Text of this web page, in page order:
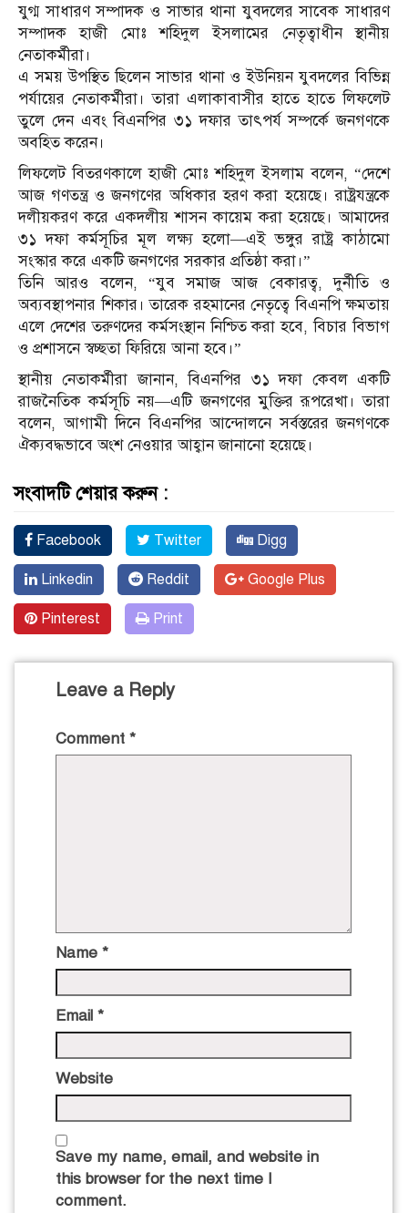
যুগ্ম সাধারণ সম্পাদক ও সাভার থানা যুবদলের সাবেক সাধারণ
সম্পাদক হাজী মোঃ শহিদুল ইসলামের নেতৃত্বাধীন স্থানীয়
নেতাকর্মীরা।
এ সময় উপস্থিত ছিলেন সাভার থানা ও ইউনিয়ন যুবদলের বিভিন্ন
পর্যায়ের নেতাকর্মীরা। তারা এলাকাবাসীর হাতে হাতে লিফলেট
তুলে দেন এবং বিএনপির ৩১ দফার তাৎপর্য সম্পর্কে জনগণকে
অবহিত করেন।
লিফলেট বিতরণকালে হাজী মোঃ শহিদুল ইসলাম বলেন, “দেশে
আজ গণতন্ত্র ও জনগণের অধিকার হরণ করা হয়েছে। রাষ্ট্রযন্ত্রকে
দলীয়করণ করে একদলীয় শাসন কায়েম করা হয়েছে। আমাদের
৩১ দফা কর্মসূচির মূল লক্ষ্য হলো—এই ভঙ্গুর রাষ্ট্র কাঠামো
সংস্কার করে একটি জনগণের সরকার প্রতিষ্ঠা করা।”
তিনি আরও বলেন, “যুব সমাজ আজ বেকারত্ব, দুর্নীতি ও
অব্যবস্থাপনার শিকার। তারেক রহমানের নেতৃত্বে বিএনপি ক্ষমতায়
এলে দেশের তরুণদের কর্মসংস্থান নিশ্চিত করা হবে, বিচার বিভাগ
ও প্রশাসনে স্বচ্ছতা ফিরিয়ে আনা হবে।”
স্থানীয় নেতাকর্মীরা জানান, বিএনপির ৩১ দফা কেবল একটি
রাজনৈতিক কর্মসূচি নয়—এটি জনগণের মুক্তির রূপরেখা। তারা
বলেন, আগামী দিনে বিএনপির আন্দোলনে সর্বস্তরের জনগণকে
ঐক্যবদ্ধভাবে অংশ নেওয়ার আহ্বান জানানো হয়েছে।
সংবাদটি শেয়ার করুন :
Facebook Twitter Digg
Linkedin Reddit Google Plus
Pinterest Print
Leave a Reply
Comment *
Name *
Email *
Website
Save my name, email, and website in
this browser for the next time I
comment.